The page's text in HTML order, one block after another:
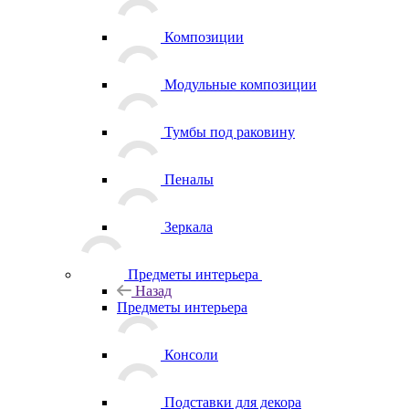
Композиции
Модульные композиции
Тумбы под раковину
Пеналы
Зеркала
Предметы интерьера
Назад
Предметы интерьера
Консоли
Подставки для декора